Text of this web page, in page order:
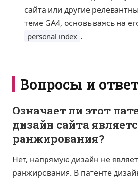
сайта или другие
теме GA4, основываясь на
personal index .
Вопросы и
Означает ли этот
дизайн сайта
ранжирования?
Нет, напрямую дизайн не
ранжирования. В патенте